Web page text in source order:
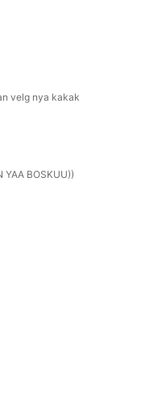
velg nya kakak
YAA BOSKUU))